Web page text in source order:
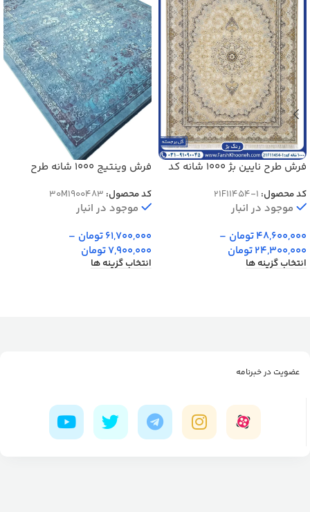
فرش طرح نایین بژ 1000 شانه کد
کد محصول: 21F11454-1
موجود در انبار
48,600,000تومان –
24,300,000تومان
انتخاب گزینه ها
فرش وینتیج 1000 شانه طرح
کد محصول: 30M1900483
موجود در انبار
61,700,000تومان –
7,900,000تومان
انتخاب گزینه ها
عضویت در خبرنامه